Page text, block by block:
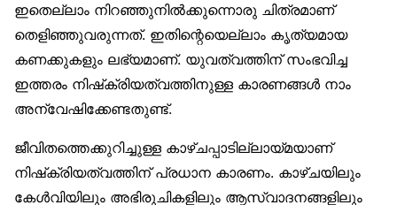
ഇതെല്ലാം നിറഞ്ഞുനിൽക്കുന്നൊരു ചിത്രമാണ്
തെളിഞ്ഞുവരുന്നത്. ഇതിന്റെയെല്ലാം കൃത്യമായ
കണക്കുകളും ലഭ്യമാണ്. യുവത്വത്തിന് സംഭവിച്ച
ഇത്തരം നിഷ്‌ക്രിയത്വത്തിനുള്ള കാരണങ്ങൾ നാം
അന്വേഷിക്കേണ്ടതുണ്ട്.
ജീവിതത്തെക്കുറിച്ചുള്ള കാഴ്ചപ്പാടില്ലായ്മയാണ്
നിഷ്‌ക്രിയത്വത്തിന് പ്രധാന കാരണം. കാഴ്ചയിലും
കേൾവിയിലും അഭിരുചികളിലും ആസ്വാദനങ്ങളിലും